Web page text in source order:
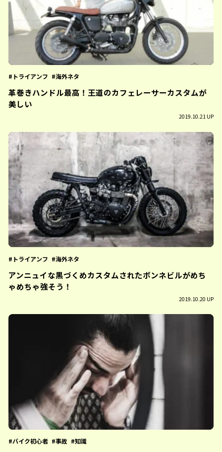
トライアンフ 海外ネタ
革巻きハンドル最高！王道のカフェレーサーカスタムが
美しい
2019.10.21 UP
トライアンフ 海外ネタ
アンニュイな黒づくめカスタムされたボンネビルがめち
ゃめちゃ強そう！
2019.10.20 UP
バイク初心者 事故 知識